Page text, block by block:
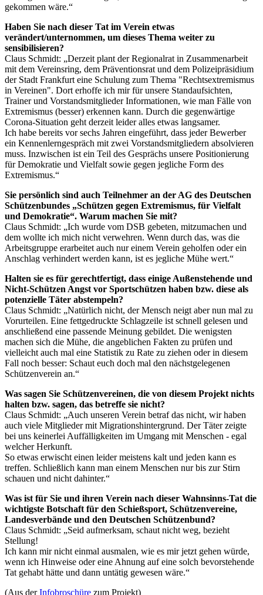
gekommen wäre.“
Haben Sie nach dieser Tat im Verein etwas
verändert/unternommen, um dieses Thema weiter zu
sensibilisieren?
Claus Schmidt: „Derzeit plant der Regionalrat in Zusammenarbeit
mit dem Vereinsring, dem Präventionsrat und dem Polizeipräsidium
der Stadt Frankfurt eine Schulung zum Thema "Rechtsextremismus
in Vereinen". Dort erhoffe ich mir für unsere Standaufsichten,
Trainer und Vorstandsmitglieder Informationen, wie man Fälle von
Extremismus (besser) erkennen kann. Durch die gegenwärtige
Corona-Situation geht derzeit leider alles etwas langsamer.
Ich habe bereits vor sechs Jahren eingeführt, dass jeder Bewerber
ein Kennenlerngespräch mit zwei Vorstandsmitgliedern absolvieren
muss. Inzwischen ist ein Teil des Gesprächs unsere Positionierung
für Demokratie und Vielfalt sowie gegen jegliche Form des
Extremismus.“
Sie persönlich sind auch Teilnehmer an der AG des Deutschen
Schützenbundes „Schützen gegen Extremismus, für Vielfalt
und Demokratie“. Warum machen Sie mit?
Claus Schmidt: „Ich wurde vom DSB gebeten, mitzumachen und
dem wollte ich mich nicht verwehren. Wenn durch das, was die
Arbeitsgruppe erarbeitet auch nur einem Verein geholfen oder ein
Anschlag verhindert werden kann, ist es jegliche Mühe wert.“
Halten sie es für gerechtfertigt, dass einige Außenstehende und
Nicht-Schützen Angst vor Sportschützen haben bzw. diese als
potenzielle Täter abstempeln?
Claus Schmidt: „Natürlich nicht, der Mensch neigt aber nun mal zu
Vorurteilen. Eine fettgedruckte Schlagzeile ist schnell gelesen und
anschließend eine passende Meinung gebildet. Die wenigsten
machen sich die Mühe, die angeblichen Fakten zu prüfen und
vielleicht auch mal eine Statistik zu Rate zu ziehen oder in diesem
Fall noch besser: Schaut euch doch mal den nächstgelegenen
Schützenverein an.“
Was sagen Sie Schützenvereinen, die von diesem Projekt nichts
halten bzw. sagen, das betreffe sie nicht?
Claus Schmidt: „Auch unseren Verein betraf das nicht, wir haben
auch viele Mitglieder mit Migrationshintergrund. Der Täter zeigte
bei uns keinerlei Auffälligkeiten im Umgang mit Menschen - egal
welcher Herkunft.
So etwas erwischt einen leider meistens kalt und jeden kann es
treffen. Schließlich kann man einem Menschen nur bis zur Stirn
schauen und nicht dahinter.“
Was ist für Sie und ihren Verein nach dieser Wahnsinns-Tat die
wichtigste Botschaft für den Schießsport, Schützenvereine,
Landesverbände und den Deutschen Schützenbund?
Claus Schmidt: „Seid aufmerksam, schaut nicht weg, bezieht
Stellung!
Ich kann mir nicht einmal ausmalen, wie es mir jetzt gehen würde,
wenn ich Hinweise oder eine Ahnung auf eine solch bevorstehende
Tat gehabt hätte und dann untätig gewesen wäre.“
(Aus derInfobroschüre zum Projekt)